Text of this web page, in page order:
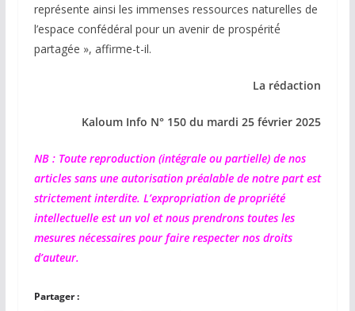
représente ainsi les immenses ressources naturelles de
l’espace confédéral pour un avenir de prospérité́
partagée », affirme-t-il.
La rédaction
Kaloum Info N° 150 du mardi 25 février 2025
NB : Toute reproduction (intégrale ou partielle) de nos
articles sans une autorisation préalable de notre part est
strictement interdite. L’expropriation de propriété
intellectuelle est un vol et nous prendrons toutes les
mesures nécessaires pour faire respecter nos droits
d’auteur.
Partager :